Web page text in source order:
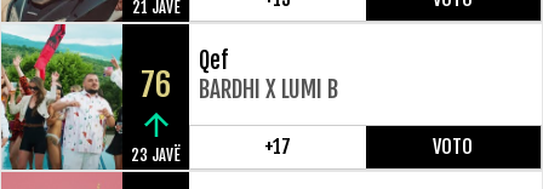
21 JAVË
76
23 JAVË
Qef
BARDHI X LUMI B
+17 VOTO